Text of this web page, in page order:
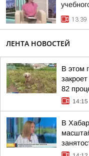
13:39
ЛЕНТА НОВОСТЕЙ
В этом
82
14:15
В